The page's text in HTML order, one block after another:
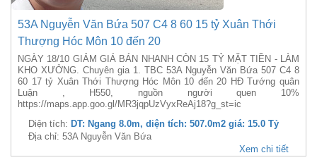
53A Nguyễn Văn Bứa 507 C4 8 60 15 tỷ Xuân Thới
Thượng Hóc Môn 10 đến 20
NGÀY 18/10 GIẢM GIÁ BÁN NHANH CÒN 15 TỶ MẶT TIỀN - LÀM
KHO XƯỞNG. Chuyên gia 1. TBC 53A Nguyễn Văn Bứa 507 C4 8
60 17 tỷ Xuân Thới Thượng Hóc Môn 10 đến 20 HĐ Tướng quân
Luận , H550, nguồn người quen 10%
https://maps.app.goo.gl/MR3jqpUzVyxReAj18?g_st=ic
Diện tích: DT: Ngang 8.0m, diện tích: 507.0m2 giá: 15.0 Tỷ
Địa chỉ: 53A Nguyễn Văn Bứa
Xem chi tiết